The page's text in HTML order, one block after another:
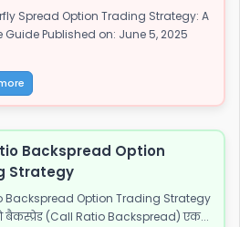
Spread Option Trading Strategy: A
Guide Published on: June 5, 2025
Backspread Option
Strategy
Backspread Option Trading Strategy
बैकस्प्रेड (Call Ratio Backspread) एक...